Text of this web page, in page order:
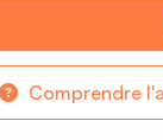
Comprendre